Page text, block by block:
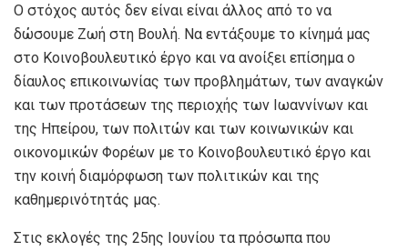
Ο στόχος αυτός δεν είναι είναι άλλος από το να
δώσουμε Ζωή στη Βουλή. Να εντάξουμε το κίνημά μας
στο Κοινοβουλευτικό έργο και να ανοίξει επίσημα ο
δίαυλος επικοινωνίας των προβλημάτων, των αναγκών
και των προτάσεων της περιοχής των Ιωαννίνων και
της Ηπείρου, των πολιτών και των κοινωνικών και
οικονομικών Φορέων με το Κοινοβουλευτικό έργο και
την κοινή διαμόρφωση των πολιτικών και της
καθημερινότητάς μας.
Στις εκλογές της 25ης Ιουνίου τα πρόσωπα που